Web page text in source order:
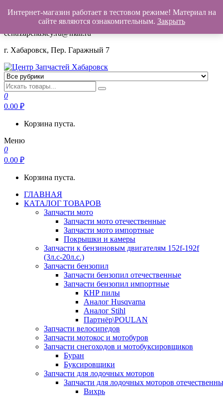
+7(962)503-00-25
centrzapchastey.ru@mail.ru
г. Хабаровск, Пер. Гаражный 7
Центр Запчастей Хабаровск
Запчасти для авто,
мото,бензопил,велосипедов,снегоходов,бензопил и т.д.
Хабаровск
0
0.00 ₽
Корзина пуста.
Меню
0
0.00 ₽
Корзина пуста.
ГЛАВНАЯ
КАТАЛОГ ТОВАРОВ
Запчасти мото
Запчасти мото отечественные
Запчасти мото импортные
Покрышки и камеры
Запчасти к бензиновым двигателям 152f-192f
(3л.с-20л.с.)
Запчасти бензопил
Запчасти бензопил отечественные
Запчасти бензопил импортные
КНР пилы
Аналог Husqvarna
Аналог Stihl
Партнёр\POULAN
Запчасти велосипедов
Запчасти мотокос и мотобуров
Запчасти снегоходов и мотобуксировщиков
Буран
Буксировщики
Запчасти для лодочных моторов
Запчасти для лодочных моторов
Вихрь
Интернет-магазин работает в тестовом режиме! Материал на
сайте являются ознакомительным. Закрыть